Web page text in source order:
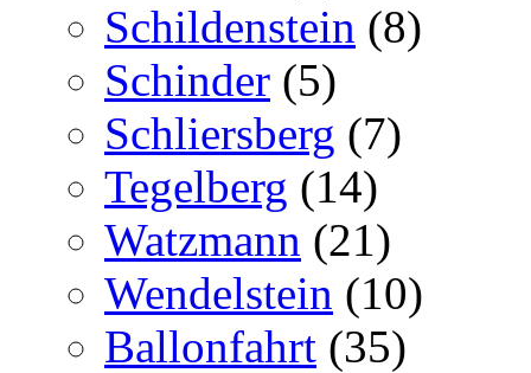
Schildenstein (8)
Schinder (5)
Schliersberg (7)
Tegelberg (14)
Watzmann (21)
Wendelstein (10)
Ballonfahrt (35)